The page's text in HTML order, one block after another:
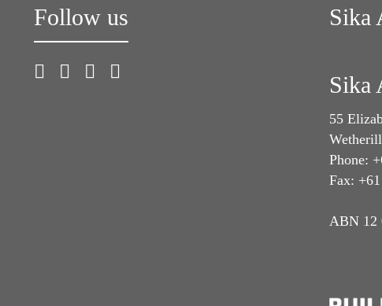
Follow us Sika
Sika
55
Phone:
Fax:
ABN 12